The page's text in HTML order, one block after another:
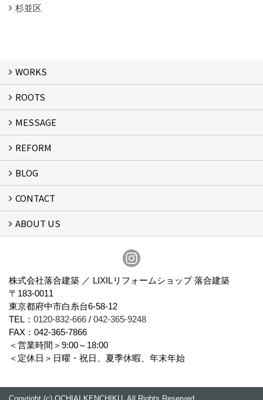
杉並区
WORKS
WORKS
ROOTS
ROOTS
MESSAGE
MESSAGE
FLOW
REFORM
リフォーム
BLOG
スタッフブログ
CONTACT
フォームで問い合わせる
ABOUT US
株式会社落合建築 ／ LIXILリフォームショップ 落合建築
〒183-0011
東京都府中市白糸台6-58-12
TEL： 0120-832-666 / 042-365-9248
FAX：042-365-7866
＜営業時間＞9:00～18:00
＜定休日＞日曜・祝日、夏季休暇、年末年始